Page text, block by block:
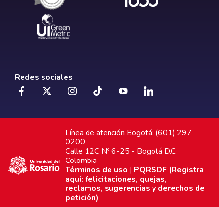
Redes sociales
Línea de atención Bogotá: (601) 297
0200
Calle 12C Nº 6-25 - Bogotá D.C.
Colombia
Términos de uso | PQRSDF (Registra
aquí: felicitaciones, quejas,
reclamos, sugerencias y derechos de
petición)